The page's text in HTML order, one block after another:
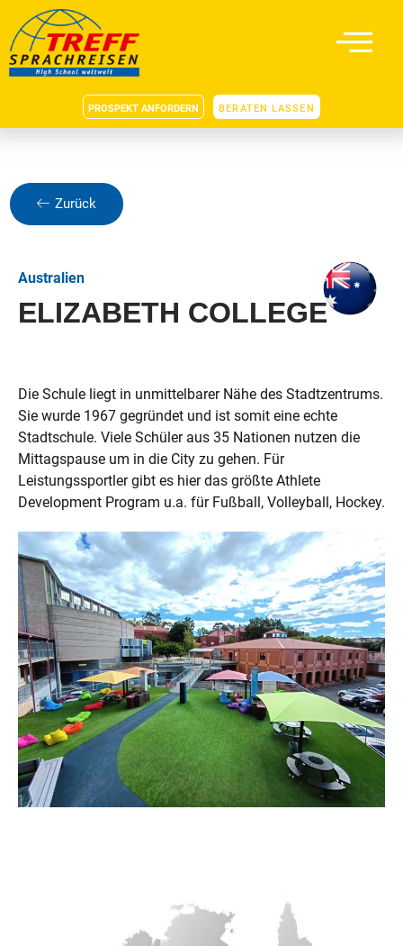
PROSPEKT ANFORDERN BERATEN LASSEN
Zurück
Australien
ELIZABETH COLLEGE
Die Schule liegt in unmittelbarer Nähe des Stadtzentrums.
Sie wurde 1967 gegründet und ist somit eine echte
Stadtschule. Viele Schüler aus 35 Nationen nutzen die
Mittagspause um in die City zu gehen. Für
Leistungssportler gibt es hier das größte Athlete
Development Program u.a. für Fußball, Volleyball, Hockey.